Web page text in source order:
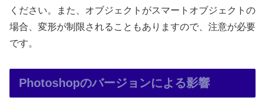
ください。また、オブジェクトがスマートオブジェクトの
場合、変形が制限されることもありますので、注意が必要
です。
Photoshopのバージョンによる影響